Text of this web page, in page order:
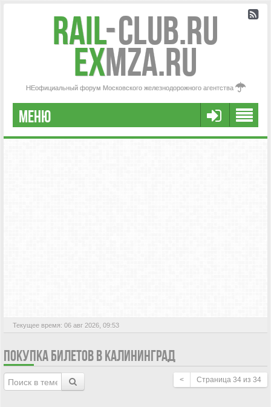
Rail-Club.RU
exMZA.RU
НЕофициальный форум Московского железнодорожного агентства
МЕНЮ
РЕГИСТРАЦИЯ
Текущее время: 06 авг 2026, 09:53
ПОКУПКА БИЛЕТОВ В КАЛИНИНГРАД
< Страница 34 из 34